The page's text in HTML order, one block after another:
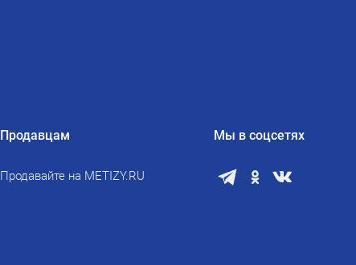
Продавцам
Продавайте на METIZY.RU
Мы в соцсетях